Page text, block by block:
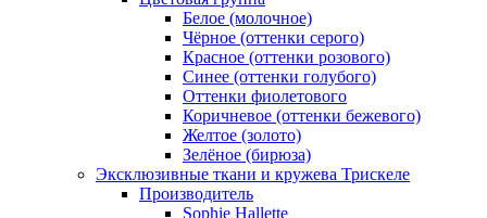
Белое (молочное)
Чёрное (оттенки серого)
Красное (оттенки розового)
Синее (оттенки голубого)
Оттенки фиолетового
Коричневое (оттенки бежевого)
Желтое (золото)
Зелёное (бирюза)
Эксклюзивные ткани и кружева Трискеле
Производитель
Sophie Hallette